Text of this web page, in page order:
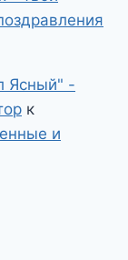
Ясный" -
к
и